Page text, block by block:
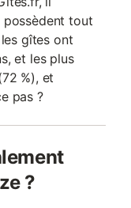
possèdent tout
gîtes ont
et les plus
%), et
pas ?
?